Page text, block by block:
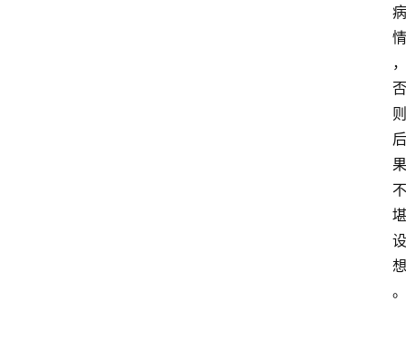
病
情
，
否
则
后
果
不
堪
设
想
。